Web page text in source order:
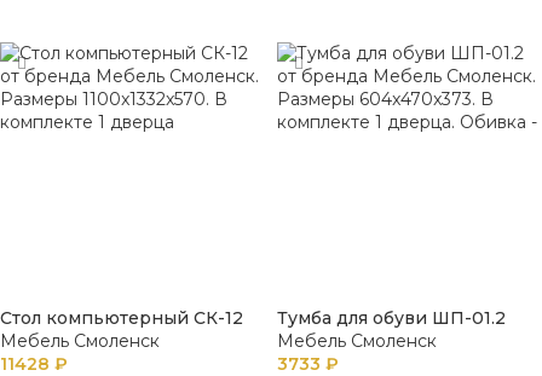
Стол компьютерный СК-12
Мебель Смоленск
11428 ₽
Тумба для обуви ШП-01.2
Мебель Смоленск
3733 ₽